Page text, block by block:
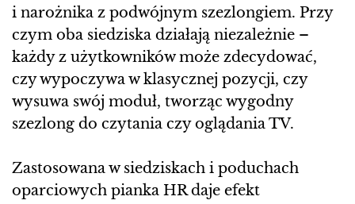
i narożnika z podwójnym szezlongiem. Przy
czym oba siedziska działają niezależnie –
każdy z użytkowników może zdecydować,
czy wypoczywa w klasycznej pozycji, czy
wysuwa swój moduł, tworząc wygodny
szezlong do czytania czy oglądania TV.
Zastosowana w siedziskach i poduchach
oparciowych pianka HR daje efekt